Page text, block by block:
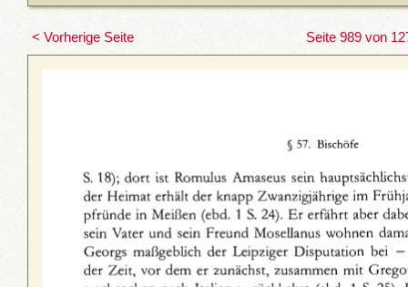
< Vorherige Seite Seite 989 von